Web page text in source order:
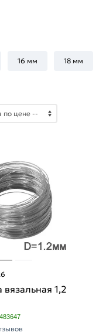
16 мм 18 мм
1,2